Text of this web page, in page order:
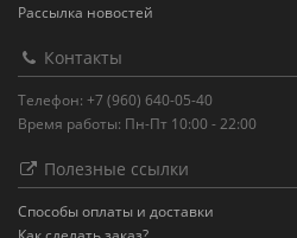
Рассылка новостей
Контакты
Телефон: +7 (960) 640-05-40
Время работы: Пн-Пт 10:00 - 22:00
Полезные ссылки
Способы оплаты и доставки